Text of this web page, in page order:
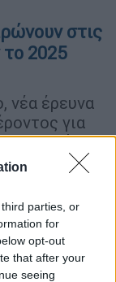
parties, or
for
opt-out
that after your
seeing
στις
2025
νέα έρευνα
για